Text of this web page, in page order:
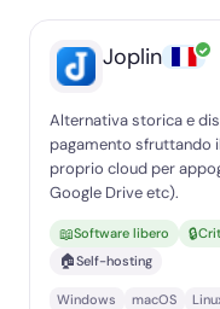
Joplin ✓
Alternativa storica e
pagamento sfruttando il
proprio cloud per
Google Drive etc).
📖Software libero 🔒
🏠Self-hosting
Windows macOS